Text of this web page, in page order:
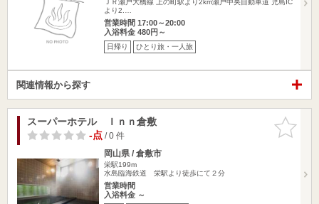
より2.…
営業時間 17:00～20:00
入浴料金 480円～
日帰り ひとり旅・一人旅
関連情報から探す
お気に入
りに追加
スーパーホテル Ｉｎｎ倉敷
-点/ 0 件
岡山県 / 倉敷市
栄駅199m
水島臨海鉄道 栄駅より徒歩にて２分
営業時間
入浴料金 ～